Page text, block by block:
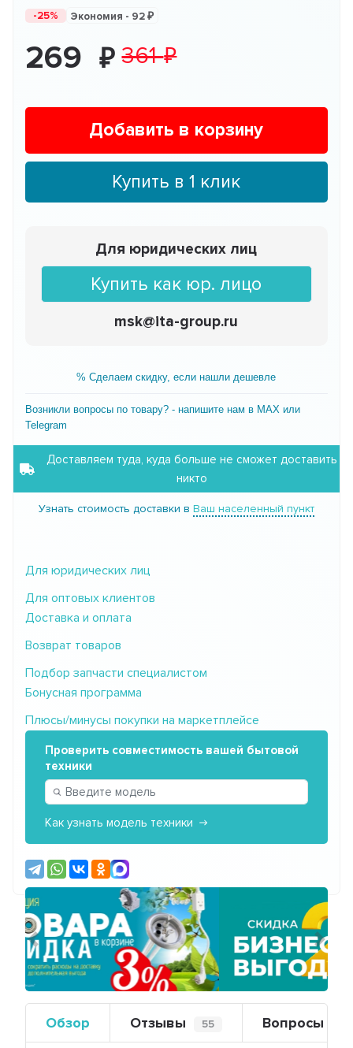
-25% Экономия - 92
269 361
Добавить в корзину
Купить в 1 клик
Для юридических лиц
Купить как юр. лицо
msk@ita-group.ru
% Сделаем скидку, если нашли дешевле
Возникли вопросы по товару? - напишите нам в MAX или
Telegram
Доставляем туда, куда больше не сможет доставить
никто
Узнать стоимость доставки в Ваш населенный пункт
Для юридических лиц
Для оптовых клиентов
Доставка и оплата
Возврат товаров
Подбор запчасти специалистом
Бонусная программа
Плюсы/минусы покупки на маркетплейсе
Проверить совместимость вашей бытовой
техники
Как узнать модель техники
Предыдущий
Обзор Отзывы 55 Вопросы